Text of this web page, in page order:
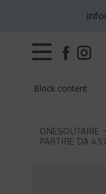
Block content.
PARTIRE DA